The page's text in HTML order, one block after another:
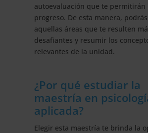
autoevaluación que te permitirán
progreso. De esta manera,
aquellas áreas que te resulten
desafiantes y resumir los
relevantes de la unidad.
¿Por qué estudiar la
maestría en
aplicada?
Elegir esta maestría te brinda la